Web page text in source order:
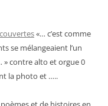
«… c’est comme
se mélangeaient l’un
» contre alto et orgue 0
la photo et …..